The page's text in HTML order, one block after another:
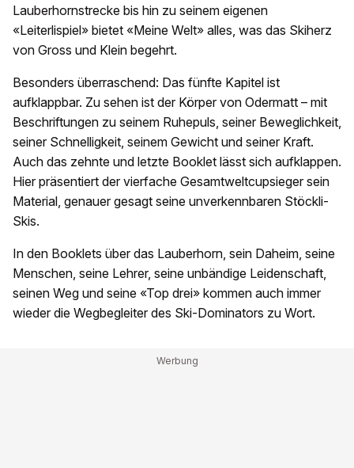
Lauberhornstrecke bis hin zu seinem eigenen
«Leiterlispiel» bietet «Meine Welt» alles, was das Skiherz
von Gross und Klein begehrt.
Besonders überraschend: Das fünfte Kapitel ist
aufklappbar. Zu sehen ist der Körper von Odermatt – mit
Beschriftungen zu seinem Ruhepuls, seiner Beweglichkeit,
seiner Schnelligkeit, seinem Gewicht und seiner Kraft.
Auch das zehnte und letzte Booklet lässt sich aufklappen.
Hier präsentiert der vierfache Gesamtweltcupsieger sein
Material, genauer gesagt seine unverkennbaren Stöckli-
Skis.
In den Booklets über das Lauberhorn, sein Daheim, seine
Menschen, seine Lehrer, seine unbändige Leidenschaft,
seinen Weg und seine «Top drei» kommen auch immer
wieder die Wegbegleiter des Ski-Dominators zu Wort.